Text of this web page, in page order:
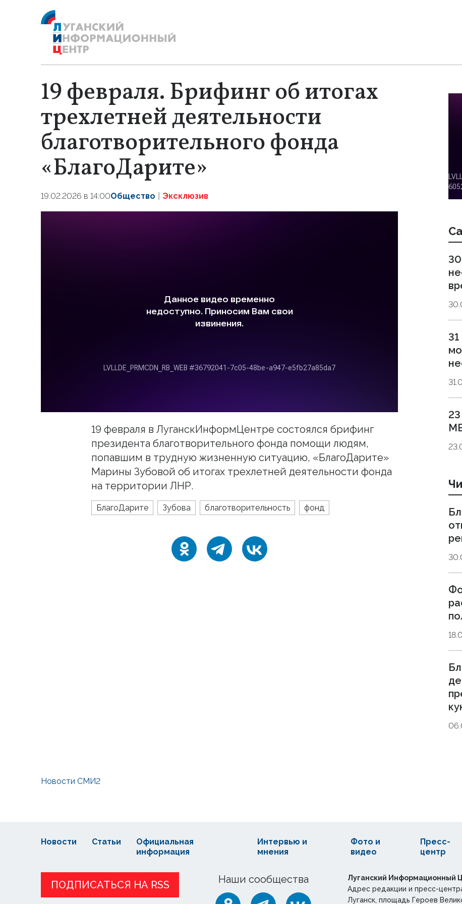
19 февраля. Брифинг об итогах
трехлетней деятельности
благотворительного фонда
«БлагоДарите»
19.02.2026 в 14:00Общество Эксклюзив
19 февраля в ЛуганскИнформЦентре состоялся брифинг
президента благотворительного фонда помощи людям,
попавшим в трудную жизненную ситуацию, «БлагоДарите»
Марины Зубовой об итогах трехлетней деятельности фонда
на территории ЛНР.
БлагоДарите Зубова благотворительность фонд
Новости СМИ2
Наши сообщества
ПОДПИСАТЬСЯ НА RSS
Новости Статьи
Официальная
информация
Интервью и
мнения
Фото и
видео
Пресс-
центр
Луганский Информационный
Адрес редакции и пресс-
Луганск, площадь Героев